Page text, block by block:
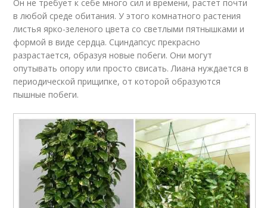
Он не требует к себе много сил и времени, растет почти
в любой среде обитания. У этого комнатного растения
листья ярко-зеленого цвета со светлыми пятнышками и
формой в виде сердца. Сциндапсус прекрасно
разрастается, образуя новые побеги. Они могут
опутывать опору или просто свисать. Лиана нуждается в
периодической прищипке, от которой образуются
пышные побеги.